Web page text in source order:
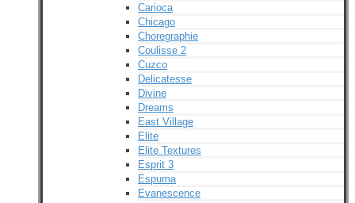
Carioca
Chicago
Choregraphie
Coulisse 2
Cuzco
Delicatesse
Divine
Dreams
East Village
Elite
Elite Textures
Esprit 3
Espuma
Evanescence